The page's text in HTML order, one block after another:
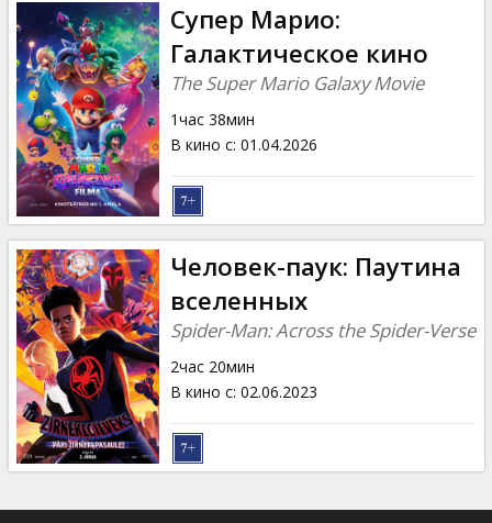
Подарки
Кинозакуски
B2B
Клуб
Супер Марио:
Галактическое кино
The Super Mario Galaxy Movie
1час 38мин
В кино с: 01.04.2026
Человек-паук: Паутина
вселенных
Spider-Man: Across the Spider-Verse
2час 20мин
В кино с: 02.06.2023